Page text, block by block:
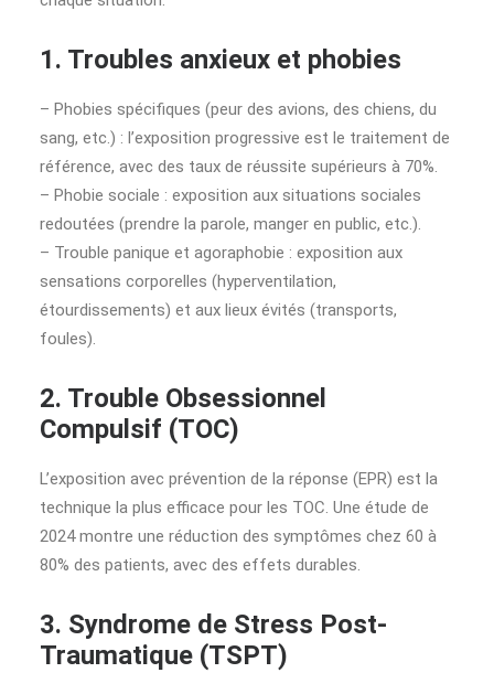
1. Troubles anxieux et phobies
– Phobies spécifiques (peur des avions, des chiens, du
sang, etc.) : l’exposition progressive est le traitement de
référence, avec des taux de réussite supérieurs à 70%.
– Phobie sociale : exposition aux situations sociales
redoutées (prendre la parole, manger en public, etc.).
– Trouble panique et agoraphobie : exposition aux
sensations corporelles (hyperventilation,
étourdissements) et aux lieux évités (transports,
foules).
2. Trouble Obsessionnel
Compulsif (TOC)
L’exposition avec prévention de la réponse (EPR) est la
technique la plus efficace pour les TOC. Une étude de
2024 montre une réduction des symptômes chez 60 à
80% des patients, avec des effets durables.
3. Syndrome de Stress Post-
Traumatique (TSPT)